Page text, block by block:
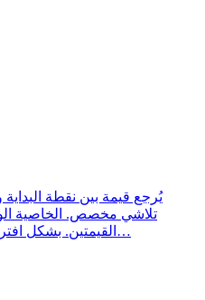
تلاشي مخصص. الخاصية
القيمتين. بشكل افتراضي، سيُتداخل هذا بطريقة خطي…